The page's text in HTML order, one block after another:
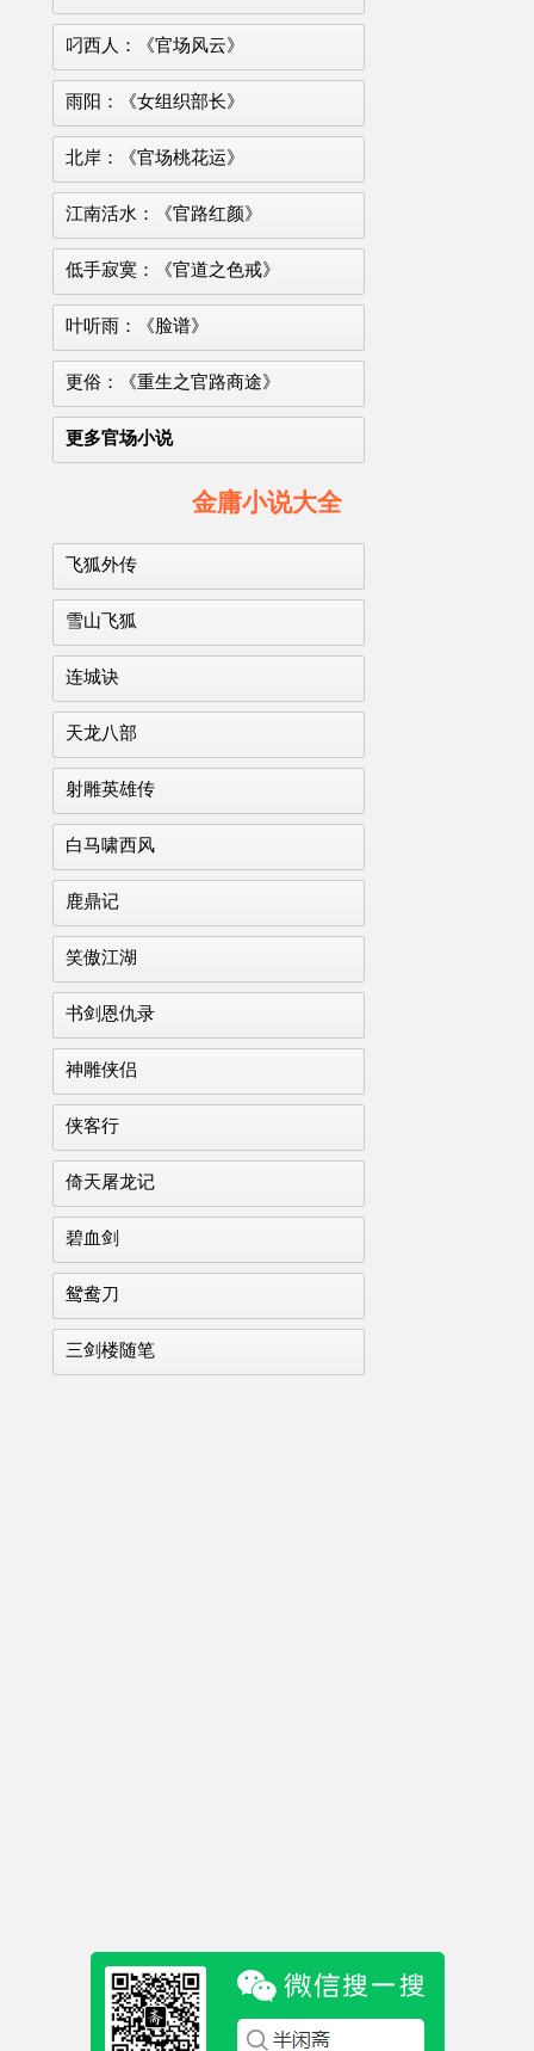
叼西人：《官场风云》
雨阳：《女组织部长》
北岸：《官场桃花运》
江南活水：《官路红颜》
低手寂寞：《官道之色戒》
叶听雨：《脸谱》
更俗：《重生之官路商途》
更多官场小说
金庸小说大全
飞狐外传
雪山飞狐
连城诀
天龙八部
射雕英雄传
白马啸西风
鹿鼎记
笑傲江湖
书剑恩仇录
神雕侠侣
侠客行
倚天屠龙记
碧血剑
鸳鸯刀
三剑楼随笔